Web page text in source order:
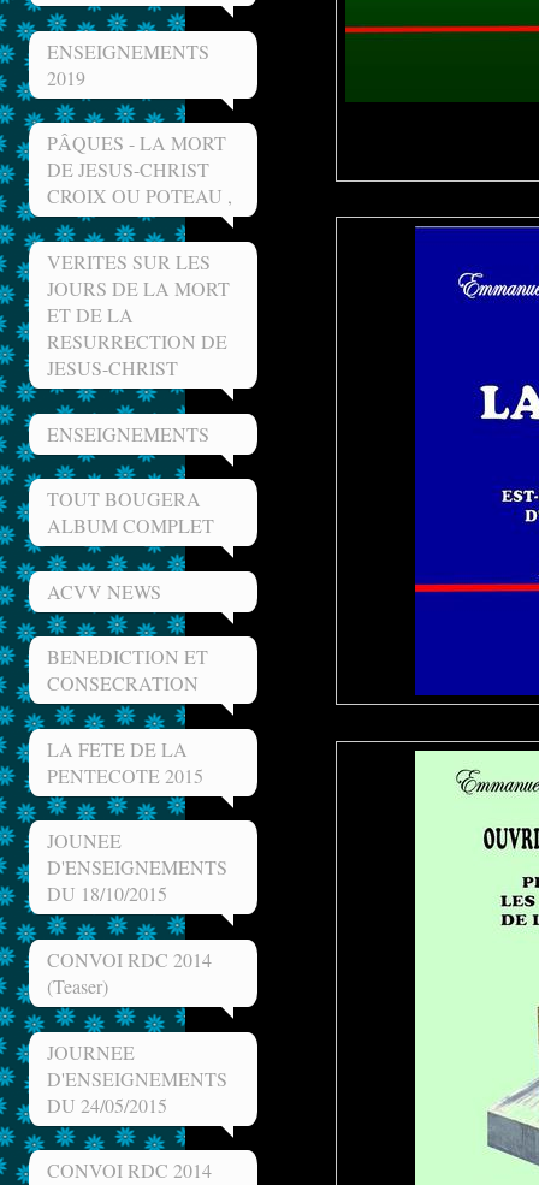
ENSEIGNEMENTS
2019
PÂQUES - LA MORT
DE JESUS-CHRIST
CROIX OU POTEAU ,
VERITES SUR LES
JOURS DE LA MORT
ET DE LA
RESURRECTION DE
JESUS-CHRIST
ENSEIGNEMENTS
TOUT BOUGERA
ALBUM COMPLET
ACVV NEWS
BENEDICTION ET
CONSECRATION
LA FETE DE LA
PENTECOTE 2015
JOUNEE
D'ENSEIGNEMENTS
DU 18/10/2015
CONVOI RDC 2014
(Teaser)
JOURNEE
D'ENSEIGNEMENTS
DU 24/05/2015
CONVOI RDC 2014